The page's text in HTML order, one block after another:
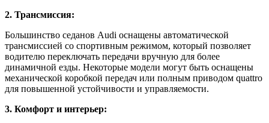
2. Трансмиссия:
Большинство седанов Audi оснащены автоматической
трансмиссией со спортивным режимом, который позволяет
водителю переключать передачи вручную для более
динамичной езды. Некоторые модели могут быть оснащены
механической коробкой передач или полным приводом quattro
для повышенной устойчивости и управляемости.
3. Комфорт и интерьер: